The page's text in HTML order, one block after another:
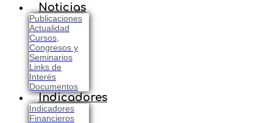
Noticias
Publicaciones
Actualidad
Cursos,
Congresos y
Seminarios
Links de
Interés
Documentos
Indicadores
Indicadores
Financieros